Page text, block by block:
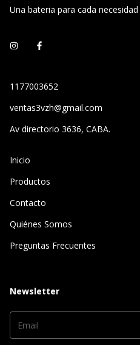
Una bateria para cada necesidad
1177003652
ventas3vzh@gmail.com
Av directorio 3636, CABA.
Inicio
Productos
Contacto
Quiénes Somos
Preguntas Frecuentes
Newsletter